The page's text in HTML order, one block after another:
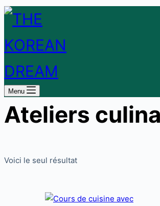
Menu
Ateliers
Voici le seul résultat